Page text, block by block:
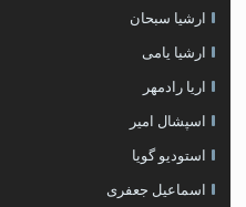
ارشیا سبحان
ارشیا یامی
اریا رادمهر
اسپشال امیر
استودیو گویا
اسماعیل جعفری